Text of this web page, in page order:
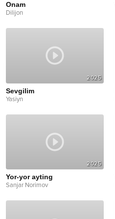
Onam
Dilijon
2025
Sevgilim
Yasiyn
2025
Yor-yor ayting
Sanjar Norimov